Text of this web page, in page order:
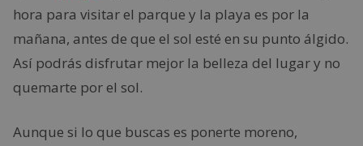
hora para visitar el parque y la playa es por la
mañana, antes de que el sol esté en su punto álgido.
Así podrás disfrutar mejor la belleza del lugar y no
quemarte por el sol.
Aunque si lo que buscas es ponerte moreno,